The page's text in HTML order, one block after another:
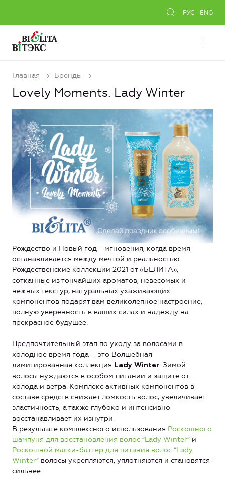
РУС ENG
Главная Бренды
Lovely Moments. Lady Winter
Рождество и Новый год - мгновения, когда время
останавливается между мечтой и реальностью.
Рождественские коллекции 2021 от «БЕЛИТА»,
сотканные из тончайших ароматов, невесомых и
нежных текстур, натуральных ухаживающих
компонентов подарят вам великолепное настроение,
полную уверенность в ваших силах и надежду на
прекрасное будущее.
Предпочтительный этап по уходу за волосами в
холодное время года – это Волшебная
лимитированная коллекция Lady Winter. Зимой
волосы нуждаются в особом питании и защите от
холода и ветра. Комплекс активных компонентов в
составе средств снижает ломкость волос, увеличивает
эластичность, а также глубоко и интенсивно
восстанавливает их изнутри.
В результате комплексного использования Роскошного
шампуня для восстановления волос “Lady Winter” и
Роскошной маски-баттер для питания волос “Lady
Winter” волосы укрепляются, уплотняются и становятся
сильнее.